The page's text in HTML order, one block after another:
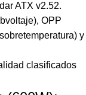
ATX v2.52.
OPP
y
clasificados